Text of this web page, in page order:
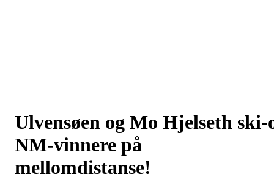
Ulvensøen og Mo Hjelseth ski-
NM-vinnere på
mellomdistanse!